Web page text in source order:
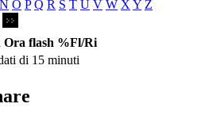
N O P Q R S T U V W X Y Z
Ora flash %Fl/Ri
di 15 minuti